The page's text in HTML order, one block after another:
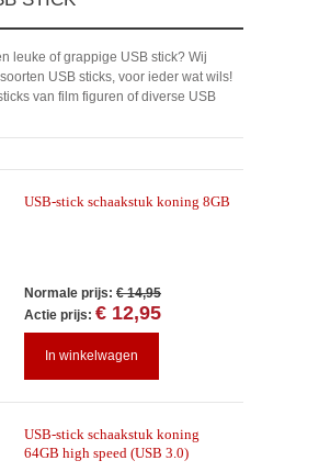
leuke of grappige USB stick? Wij
USB sticks, voor ieder wat wils!
van film figuren of diverse USB
USB-stick schaakstuk koning 8GB
Normale prijs: € 14,95
Actie prijs: € 12,95
In winkelwagen
USB-stick schaakstuk koning
64GB high speed (USB 3.0)